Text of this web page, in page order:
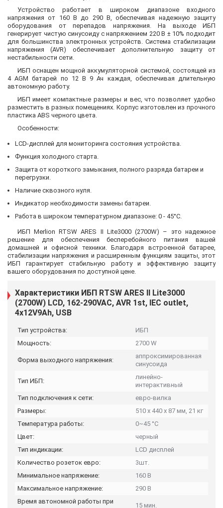
Устройство работает в широком диапазоне входного
напряжения от 160 В до 290 В, обеспечивая надежную защиту
оборудования от перепадов напряжения. На выходе ИБП
генерирует чистую синусоиду с напряжением 220 В ± 10% подходит
для большинства электронных устройств. Система стабилизации
напряжения (AVR) обеспечивает дополнительную защиту от
нестабильности сети.
ИБП оснащен мощной аккумуляторной системой, состоящей из
4 AGM батарей по 12 В 9 Ач каждая, обеспечивая длительную
автономную работу.
ИБП имеет компактные размеры и вес, что позволяет удобно
разместить в разных помещениях. Корпус изготовлен из прочного
пластика ABS черного цвета.
Особенности:
LCD-дисплей для мониторинга состояния устройства.
Функция холодного старта.
Защита от короткого замыкания, полного разряда батареи и
перегрузки.
Наличие сквозного нуля.
Индикатор необходимости замены батареи.
Работа в широком температурном диапазоне: 0 - 45°С.
ИБП Merlion RTSW ARES II Lite3000 (2700W) – это надежное
решение для обеспечения бесперебойного питания вашей
домашней и офисной техники. Благодаря встроенной батарее,
стабилизации напряжения и расширенным функциям защиты, этот
ИБП гарантирует стабильную работу и эффективную защиту
вашего оборудования по доступной цене.
Характеристики ИБП RTSW ARES II Lite3000
(2700W) LСD, 162-290VAC, AVR 1st, IEC outlet,
4x12V9Ah, USB
Тип устройства:
ИБП
Мощность:
2700 W
Форма выходного напряжения:
аппроксимированная
синусоида
Тип ИБП:
линейно-
интерактивный
Тип подключения к сети:
евро-вилка
Размеры:
510 х 440 х 87 мм, 21 кг
Температура работы:
0~45 °C
Цвет:
черный
Тип индикации:
LCD дисплей
Количество розеток евро:
3шт.
Минимальное напряжение:
160 В
Максимальное напряжение:
290 В
Время автономной работы при
15 мин.